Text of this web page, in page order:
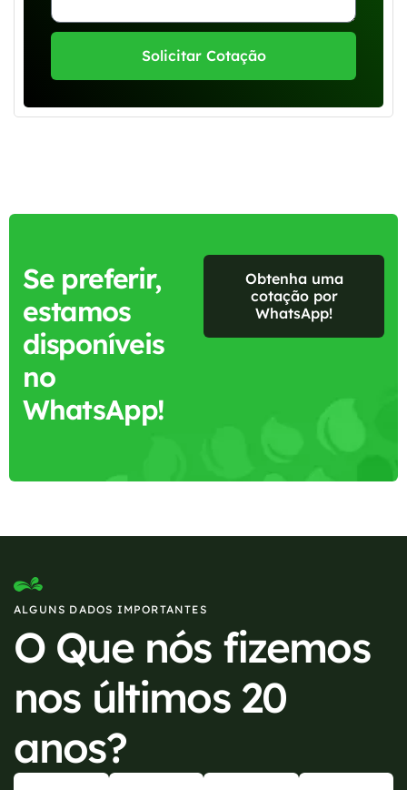
Solicitar Cotação
Se preferir,
estamos
disponíveis
no
WhatsApp!
Obtenha uma
cotação por
WhatsApp!
ALGUNS DADOS IMPORTANTES
O Que nós fizemos
nos últimos 20
anos?